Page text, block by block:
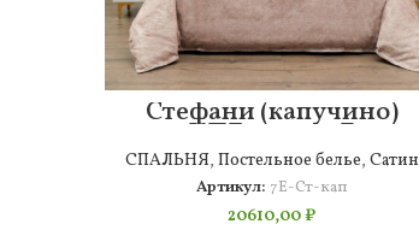
Стефани (капучино)
КПБ сатин 7Е
СПАЛЬНЯ, Постельное белье, Сатин
Артикул: 7Е-Ст-кап
20610,00₽